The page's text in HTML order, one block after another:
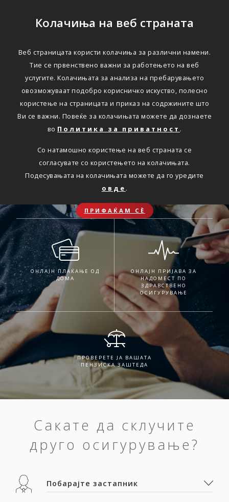
Колачиња на веб страната
Веб страницата користи колачиња за различни намени.
Тие се првенствено важни за работењето на веб
услугите. Колачињата за анализа на пребарувањето
овозможуваат подобро корисничко искуство, полесно
користење на страницата и приказ на содржините што
Ви се важни. Повеќе за колачињата можете да дознаете
во Политика за приватност .
Со натамошно користење на веб страната се
согласувате со користењето на колачињата.
Подесувањата на колачињата можете да го уредите
овде .
ПРИФАЌАМ СЀ
Секаде.
Секогаш.
Достапни онлајн услуги
ОНЛАЈН ПЛАЌАЊЕ ОД
ДОМА
ОНЛАЈН ПРИЈАВА ЗА
НАДОМЕСТ ПО
ЗДРАВСТВЕНО
ОСИГУРУВАЊЕ
ПРОВЕРЕТЕ ЈА ВАШАТА
ПЕНЗИСКА ЗАШТЕДА
Сакате да склучите
друго осигурување?
Побарајте застапник